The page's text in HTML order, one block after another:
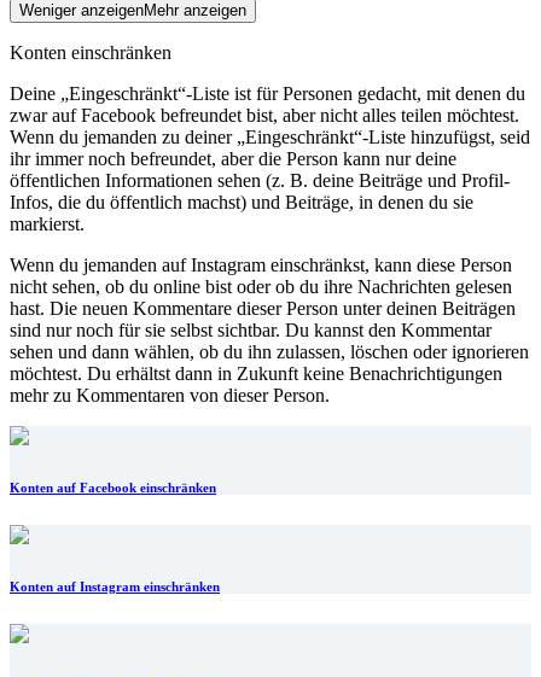
Weniger anzeigenMehr anzeigen
Konten einschränken
Deine „Eingeschränkt“-Liste ist für Personen gedacht, mit denen du
zwar auf Facebook befreundet bist, aber nicht alles teilen möchtest.
Wenn du jemanden zu deiner „Eingeschränkt“-Liste hinzufügst, seid
ihr immer noch befreundet, aber die Person kann nur deine
öffentlichen Informationen sehen (z. B. deine Beiträge und Profil-
Infos, die du öffentlich machst) und Beiträge, in denen du sie
markierst.
Wenn du jemanden auf Instagram einschränkst, kann diese Person
nicht sehen, ob du online bist oder ob du ihre Nachrichten gelesen
hast. Die neuen Kommentare dieser Person unter deinen Beiträgen
sind nur noch für sie selbst sichtbar. Du kannst den Kommentar
sehen und dann wählen, ob du ihn zulassen, löschen oder ignorieren
möchtest. Du erhältst dann in Zukunft keine Benachrichtigungen
mehr zu Kommentaren von dieser Person.
Konten auf Facebook einschränken
Konten auf Instagram einschränken